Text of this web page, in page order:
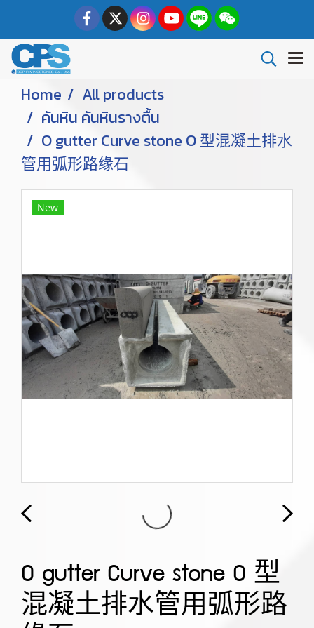
Home
All products
คันหิน คันหินรางตื้น
O gutter Curve stone O 型混凝土排水
管用弧形路缘石
New
O gutter Curve stone O 型
混凝土排水管用弧形路